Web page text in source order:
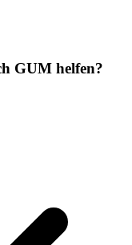
GUM helfen?